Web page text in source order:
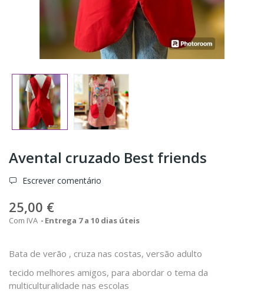
Avental cruzado Best friends
Escrever comentário
25,00 €
Com IVA Entrega 7 a 10 dias úteis
Bata de verão , cruza nas costas, versão adulto
tecido melhores amigos, para abordar o tema da
multiculturalidade nas escolas